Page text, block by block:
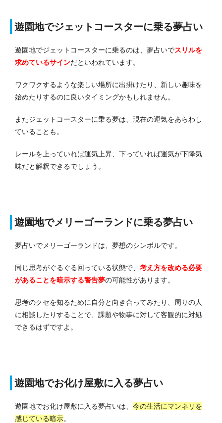
遊園地でジェットコースターに乗る夢占い
遊園地でジェットコースターに乗るのは、夢占いでスリルを
求めているサインだといわれています。
ワクワクするような楽しい場所に出掛けたり、新しい趣味を
始めたりするのに良いタイミングかもしれません。
またジェットコースターに乗る夢は、現在の運気をあらわし
ていることも。
レールを上っていれば運気上昇、下っていれば運気が下降気
味だと解釈できるでしょう。
遊園地でメリーゴーランドに乗る夢占い
夢占いでメリーゴーランドは、夢想のシンボルです。
同じ思考がぐるぐる回っている状態で、 考え方を改める必要
があることを暗示する警告夢の可能性があります。
思考のクセを知るために自分と向き合ってみたり、周りの人
に相談したりすることで、課題や物事に対して客観的に対処
できるはずですよ。
遊園地でお化け屋敷に入る夢占い
遊園地でお化け屋敷に入る夢占いは、 今の生活にマンネリを
感じている暗示。